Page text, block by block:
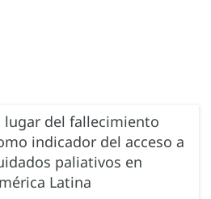
lugar del fallecimiento
indicador del acceso a
paliativos en
Latina